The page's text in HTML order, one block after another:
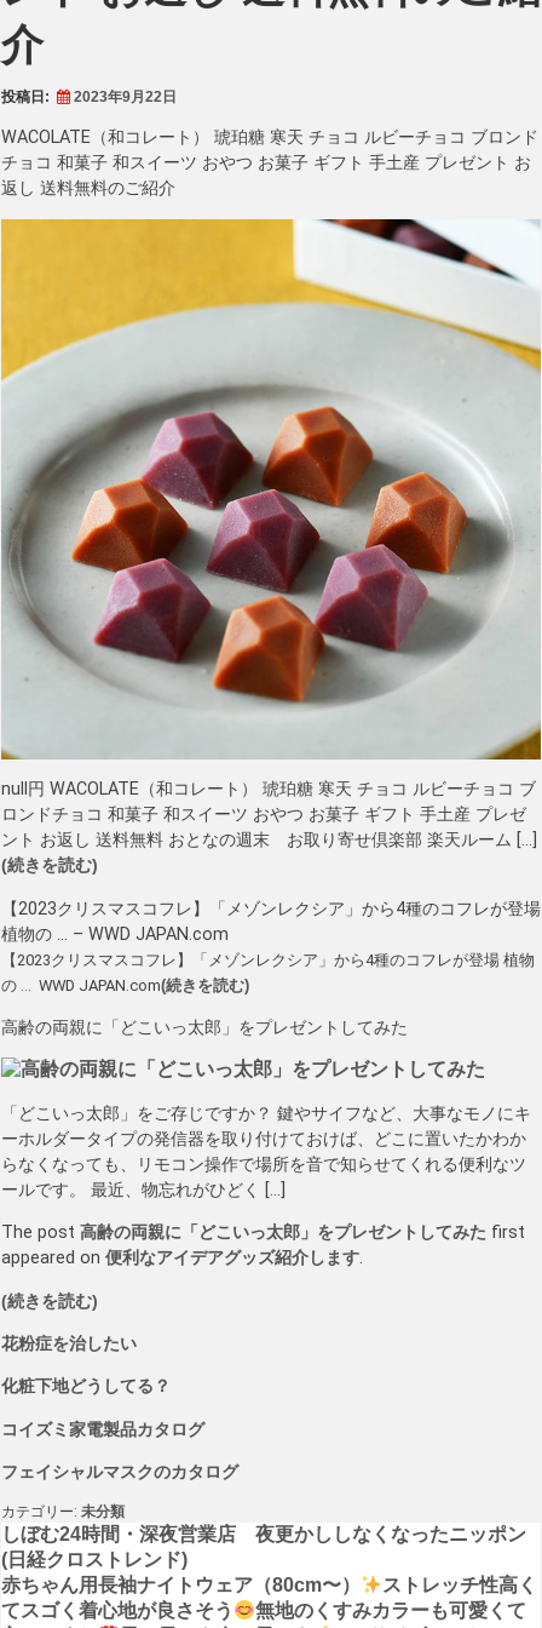
介
投稿日: 2023年9月22日
WACOLATE（和コレート） 琥珀糖 寒天 チョコ ルビーチョコ ブロンド
チョコ 和菓子 和スイーツ おやつ お菓子 ギフト 手土産 プレゼント お
返し 送料無料のご紹介
null円 WACOLATE（和コレート） 琥珀糖 寒天 チョコ ルビーチョコ ブ
ロンドチョコ 和菓子 和スイーツ おやつ お菓子 ギフト 手土産 プレゼ
ント お返し 送料無料 おとなの週末 お取り寄せ倶楽部 楽天ルーム […]
(続きを読む)
【2023クリスマスコフレ】「メゾンレクシア」から4種のコフレが登場
植物の … – WWD JAPAN.com
【2023クリスマスコフレ】「メゾンレクシア」から4種のコフレが登場 植物
の … WWD JAPAN.com(続きを読む)
高齢の両親に「どこいっ太郎」をプレゼントしてみた
「どこいっ太郎」をご存じですか？ 鍵やサイフなど、大事なモノにキ
ーホルダータイプの発信器を取り付けておけば、どこに置いたかわか
らなくなっても、リモコン操作で場所を音で知らせてくれる便利なツ
ールです。 最近、物忘れがひどく […]
The post 高齢の両親に「どこいっ太郎」をプレゼントしてみた first
appeared on 便利なアイデアグッズ紹介します.
(続きを読む)
花粉症を治したい
化粧下地どうしてる？
コイズミ家電製品カタログ
フェイシャルマスクのカタログ
カテゴリー: 未分類
投
稿
ナ
しぼむ24時間・深夜営業店 夜更かししなくなったニッポン
(日経クロストレンド)
赤ちゃん用長袖ナイトウェア（80cm〜）
ストレッチ性高く
てスゴく着心地が良さそう
無地のくすみカラーも可愛くて